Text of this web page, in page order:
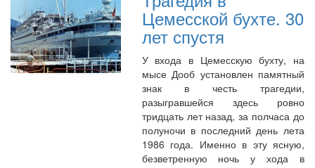
Цемесской бухте. 30
лет спустя
У входа в Цемесскую бухту, на
мысе Дооб установлен памятный
знак в честь трагедии,
разыгравшейся здесь ровно
тридцать лет назад, за полчаса до
полуночи в последний день лета
1986 года. Именно в эту ясную,
безветренную ночь у хода в